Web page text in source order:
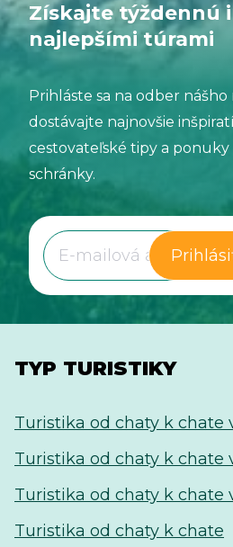
Získajte týždennú
najlepšími túrami
Prihláste sa na odber
dostávajte najnovšie
cestovateľské tipy a ponuky
schránky.
TYP TURISTIKY
Turistika od chaty k chate
Turistika od chaty k chate
Turistika od chaty k chate
Turistika od chaty k chate